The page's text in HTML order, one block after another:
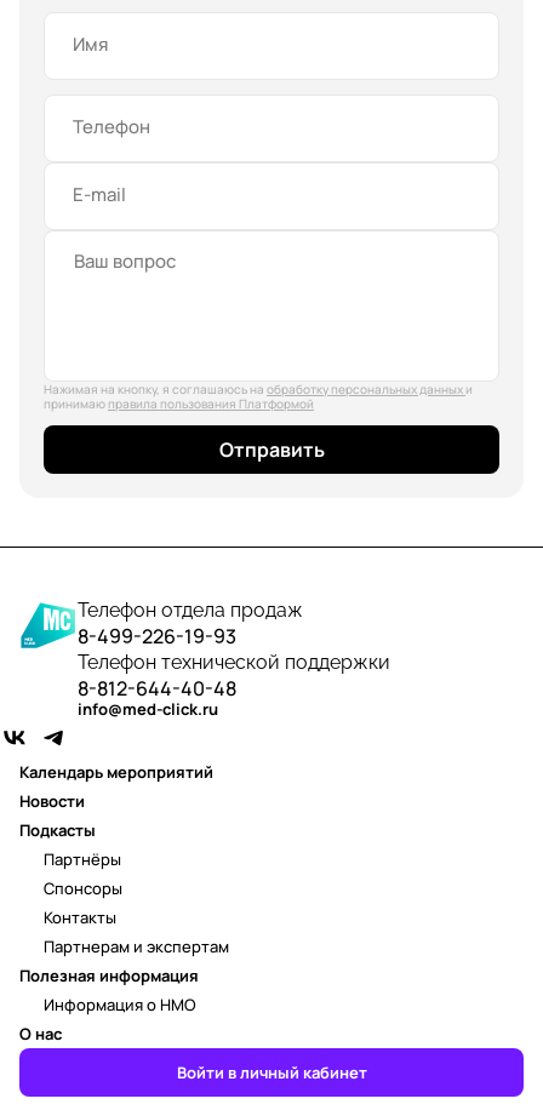
Имя
Телефон
E-mail
Нажимая на кнопку, я соглашаюсь на обработку персональных данных и
принимаю правила пользования Платформой
Отправить
Телефон отдела продаж
8-499-226-19-93
Телефон технической поддержки
8-812-644-40-48
info@med-click.ru
Календарь мероприятий
Новости
Подкасты
Полезная информация
Информация о НМО
О нас
Партнёры
Спонсоры
Контакты
Партнерам и экспертам
Войти в личный кабинет